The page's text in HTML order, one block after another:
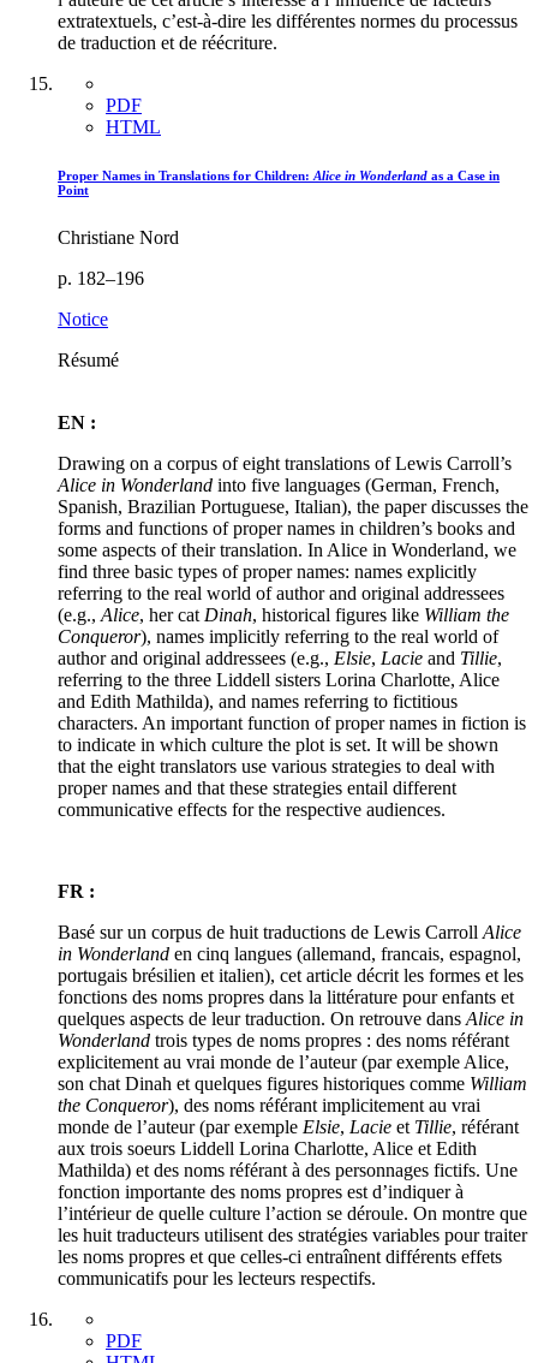
extratextuels, c’est-à-dire les différentes normes du processus
de traduction et de réécriture.
PDF
HTML
Proper Names in Translations for Children: Alice in Wonderland as a Case in
Point
Christiane Nord
p. 182–196
Notice
Résumé
EN :
Drawing on a corpus of eight translations of Lewis Carroll’s
Alice in Wonderland into five languages (German, French,
Spanish, Brazilian Portuguese, Italian), the paper discusses the
forms and functions of proper names in children’s books and
some aspects of their translation. In Alice in Wonderland, we
find three basic types of proper names: names explicitly
referring to the real world of author and original addressees
(e.g., Alice, her cat Dinah, historical figures like William the
Conqueror), names implicitly referring to the real world of
author and original addressees (e.g., Elsie, Lacie and Tillie,
referring to the three Liddell sisters Lorina Charlotte, Alice
and Edith Mathilda), and names referring to fictitious
characters. An important function of proper names in fiction is
to indicate in which culture the plot is set. It will be shown
that the eight translators use various strategies to deal with
proper names and that these strategies entail different
communicative effects for the respective audiences.
FR :
Basé sur un corpus de huit traductions de Lewis Carroll Alice
in Wonderland en cinq langues (allemand, francais, espagnol,
portugais brésilien et italien), cet article décrit les formes et les
fonctions des noms propres dans la littérature pour enfants et
quelques aspects de leur traduction. On retrouve dans Alice in
Wonderland trois types de noms propres : des noms référant
explicitement au vrai monde de l’auteur (par exemple Alice,
son chat Dinah et quelques figures historiques comme William
the Conqueror), des noms référant implicitement au vrai
monde de l’auteur (par exemple Elsie, Lacie et Tillie, référant
aux trois soeurs Liddell Lorina Charlotte, Alice et Edith
Mathilda) et des noms référant à des personnages fictifs. Une
fonction importante des noms propres est d’indiquer à
l’intérieur de quelle culture l’action se déroule. On montre que
les huit traducteurs utilisent des stratégies variables pour traiter
les noms propres et que celles-ci entraînent différents effets
communicatifs pour les lecteurs respectifs.
PDF